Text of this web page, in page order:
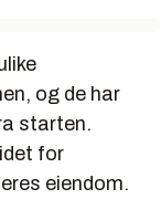
og de har
starten.
for
eiendom.